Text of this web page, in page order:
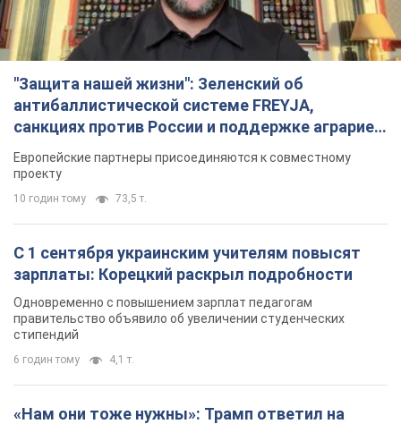
"Защита нашей жизни": Зеленский об
антибаллистической системе FREYJA,
санкциях против России и поддержке аграриев.
Видео
Европейские партнеры присоединяются к совместному
проекту
10 годин тому 73,5 т.
С 1 сентября украинским учителям повысят
зарплаты: Корецкий раскрыл подробности
Одновременно с повышением зарплат педагогам
правительство объявило об увеличении студенческих
стипендий
6 годин тому 4,1 т.
«Нам они тоже нужны»: Трамп ответил на